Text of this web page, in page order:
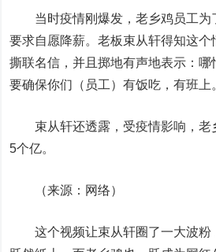
当时疫情刚爆发，老乡鸡员工为
要求自愿降薪。老板束从轩得知这
撕联名信，并且掷地有声地表示：
要确保你们（员工）有饭吃，有班上
束从轩还透露，受疫情影响，老
5个亿。
（来源：网络）
这个视频让束从轩圈了一大波粉